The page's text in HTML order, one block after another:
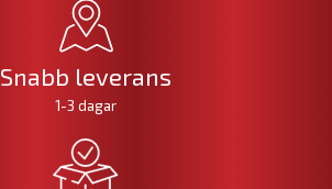
Snabb leverans
1-3 dagar